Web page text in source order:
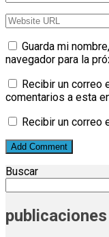
Guarda mi
navegador para la
Recibir un correo
comentarios a esta
Recibir un correo
Buscar